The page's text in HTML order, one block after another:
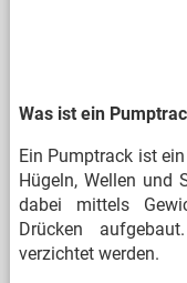
Was ist ein
Ein Pumptrack ist
Hügeln, Wellen und
dabei mittels
Drücken
verzichtet werden.